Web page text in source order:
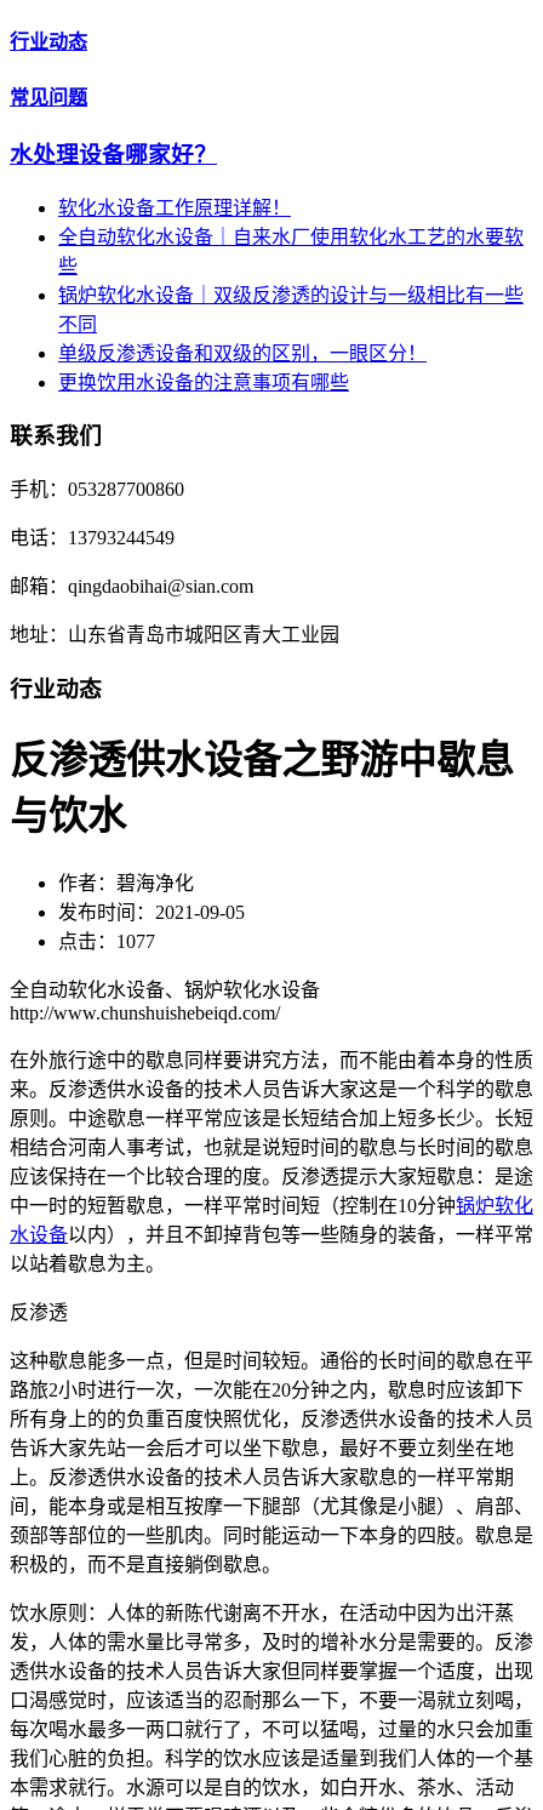
行业动态
常见问题
水处理设备哪家好？
软化水设备工作原理详解！
全自动软化水设备｜自来水厂使用软化水工艺的水要软
些
锅炉软化水设备｜双级反渗透的设计与一级相比有一些
不同
单级反渗透设备和双级的区别，一眼区分！
更换饮用水设备的注意事项有哪些
联系我们
手机：053287700860
电话：13793244549
邮箱：qingdaobihai@sian.com
地址：山东省青岛市城阳区青大工业园
行业动态
反渗透供水设备之野游中歇息
与饮水
作者：碧海净化
发布时间：2021-09-05
点击：1077
全自动软化水设备、锅炉软化水设备
http://www.chunshuishebeiqd.com/
在外旅行途中的歇息同样要讲究方法，而不能由着本身的性质
来。反渗透供水设备的技术人员告诉大家这是一个科学的歇息
原则。中途歇息一样平常应该是长短结合加上短多长少。长短
相结合河南人事考试，也就是说短时间的歇息与长时间的歇息
应该保持在一个比较合理的度。反渗透提示大家短歇息：是途
中一时的短暂歇息，一样平常时间短（控制在10分钟锅炉软化
水设备以内），并且不卸掉背包等一些随身的装备，一样平常
以站着歇息为主。
反渗透
这种歇息能多一点，但是时间较短。通俗的长时间的歇息在平
路旅2小时进行一次，一次能在20分钟之内，歇息时应该卸下
所有身上的的负重百度快照优化，反渗透供水设备的技术人员
告诉大家先站一会后才可以坐下歇息，最好不要立刻坐在地
上。反渗透供水设备的技术人员告诉大家歇息的一样平常期
间，能本身或是相互按摩一下腿部（尤其像是小腿）、肩部、
颈部等部位的一些肌肉。同时能运动一下本身的四肢。歇息是
积极的，而不是直接躺倒歇息。
饮水原则：人体的新陈代谢离不开水，在活动中因为出汗蒸
发，人体的需水量比寻常多，及时的增补水分是需要的。反渗
透供水设备的技术人员告诉大家但同样要掌握一个适度，出现
口渴感觉时，应该适当的忍耐那么一下，不要一渴就立刻喝，
每次喝水最多一两口就行了，不可以猛喝，过量的水只会加重
我们心脏的负担。科学的饮水应该是适量到我们人体的一个基
本需求就行。水源可以是自的饮水，如白开水、茶水、活动